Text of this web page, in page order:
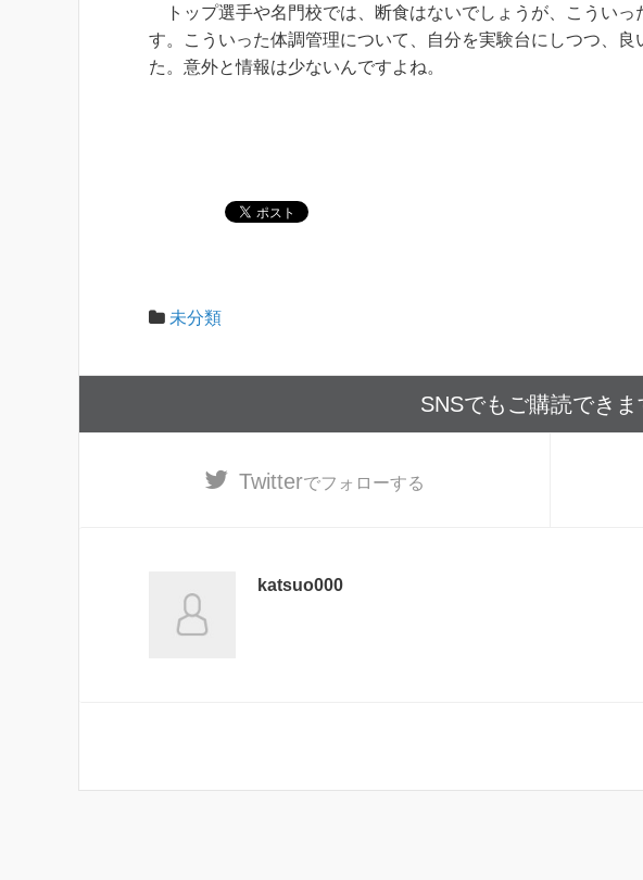
トップ選手や名門校では、断食はないでしょうが、こういっ
す。こういった体調管理について、自分を実験台にしつつ、
た。意外と情報は少ないんですよね。
未分類
SNSでもご購読できま
Twitterでフォローする
katsuo000